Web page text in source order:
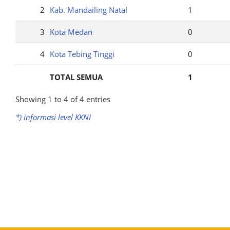
2 Kab. Mandailing Natal 1
3 Kota Medan 0
4 Kota Tebing Tinggi 0
TOTAL SEMUA 1
Showing 1 to 4 of 4 entries
*) informasi level KKNI